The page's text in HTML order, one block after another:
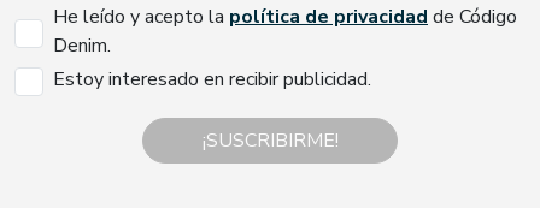
He leído y acepto la política de privacidad de Código
Denim.
Estoy interesado en recibir publicidad.
¡SUSCRIBIRME!